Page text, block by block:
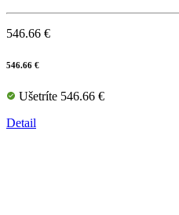
546.66 €
546.66 €
Ušetríte 546.66 €
Detail